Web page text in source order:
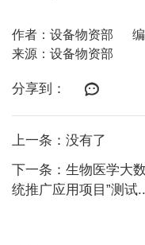
作者：设备物资部
来源：设备物资部
分享到：
上一条：没有了
下一条：生物医学大
统推广应用项目”测试